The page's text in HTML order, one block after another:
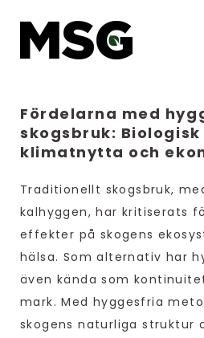
Fördelarna med
skogsbruk:
klimatnytta och
Traditionellt skogsbruk,
kalhyggen, har kritiserats
effekter på skogens
hälsa. Som alternativ har
även kända som
mark. Med hyggesfria
skogens naturliga struktur